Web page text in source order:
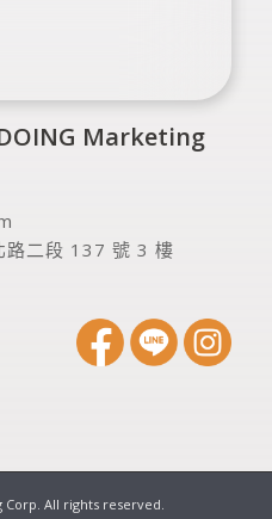
Marketing
路二段 137 號 3 樓
Corp. All rights reserved.